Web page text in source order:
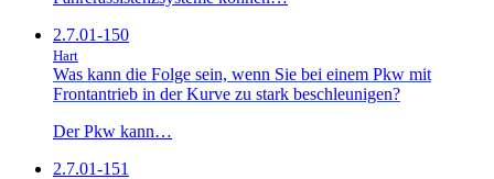
2.7.01-150
Hart
Was kann die Folge sein, wenn Sie bei einem Pkw mit
Frontantrieb in der Kurve zu stark beschleunigen?
Der Pkw kann…
2.7.01-151